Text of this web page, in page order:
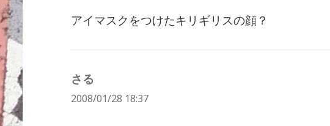
アイマスクをつけたキリギリスの顔？
さる
り:
2008/01/28 18:37